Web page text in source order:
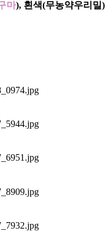
마), 흰색(무농약우리밀)